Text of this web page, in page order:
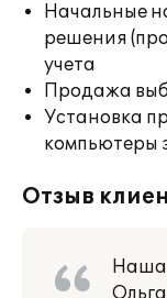
Начальные
решения
учета
Продажа
Установка
компьютеры
Отзыв
Наша